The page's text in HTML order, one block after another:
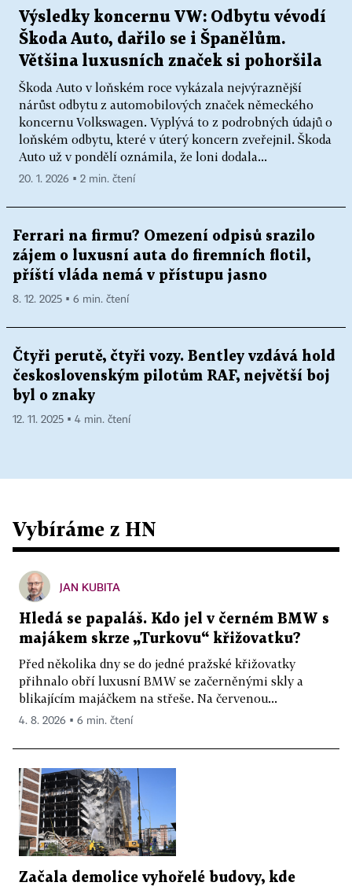
Výsledky koncernu VW: Odbytu vévodí
Škoda Auto, dařilo se i Španělům.
Většina luxusních značek si pohoršila
Škoda Auto v loňském roce vykázala nejvýraznější
nárůst odbytu z automobilových značek německého
koncernu Volkswagen. Vyplývá to z podrobných údajů o
loňském odbytu, které v úterý koncern zveřejnil. Škoda
Auto už v pondělí oznámila, že loni dodala...
20. 1. 2026 ▪ 2 min. čtení
Ferrari na firmu? Omezení odpisů srazilo
zájem o luxusní auta do firemních flotil,
příští vláda nemá v přístupu jasno
8. 12. 2025 ▪ 6 min. čtení
Čtyři perutě, čtyři vozy. Bentley vzdává hold
československým pilotům RAF, největší boj
byl o znaky
12. 11. 2025 ▪ 4 min. čtení
Vybíráme z HN
JAN KUBITA
Hledá se papaláš. Kdo jel v černém BMW s
majákem skrze „Turkovu“ křižovatku?
Před několika dny se do jedné pražské křižovatky
přihnalo obří luxusní BMW se začerněnými skly a
blikajícím majáčkem na střeše. Na červenou...
4. 8. 2026 ▪ 6 min. čtení
Začala demolice vyhořelé budovy, kde